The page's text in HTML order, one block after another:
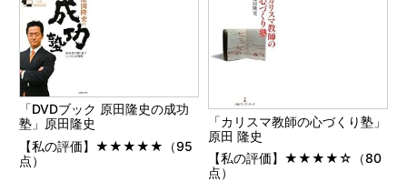
「DVDブック 原田隆史の成功
塾」原田隆史
【私の評価】★★★★★（95
点）
「カリスマ教師の心づくり塾」
原田 隆史
【私の評価】★★★★☆（80
点）